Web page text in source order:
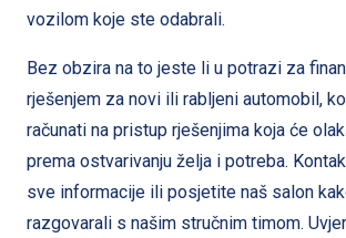
vozilom koje ste odabrali.
Bez obzira na to jeste li u potrazi za
rješenjem za novi ili rabljeni automobil,
računati na pristup rješenjima koja će
prema ostvarivanju želja i potreba.
sve informacije ili posjetite naš salon
razgovarali s našim stručnim timom.